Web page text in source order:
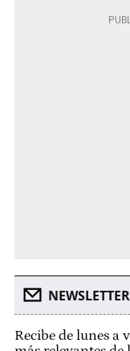
Recibe de lunes a